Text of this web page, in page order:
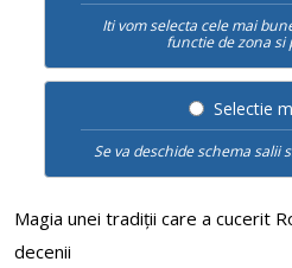
Iti vom selecta cele mai
functie de zona si
Selectie
Se va deschide schema salii
Magia unei tradiții care a cucerit
decenii